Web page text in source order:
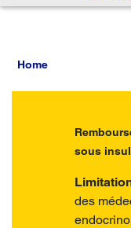
Home
sous
des